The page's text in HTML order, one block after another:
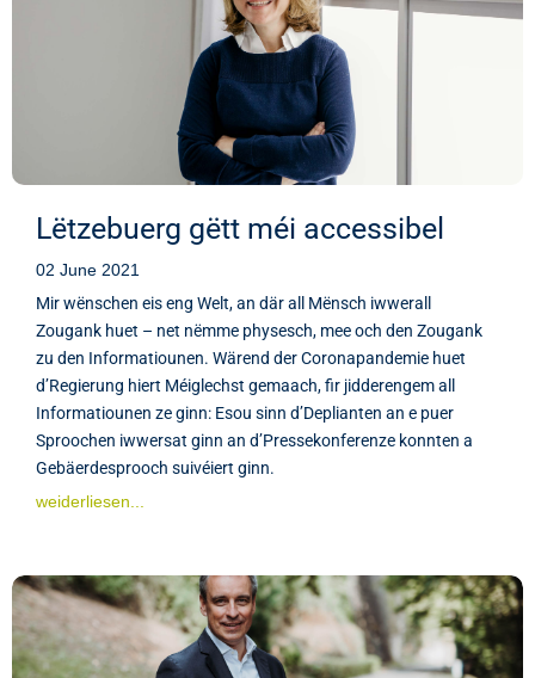
Lëtzebuerg gëtt méi accessibel
02 June 2021
Mir wënschen eis eng Welt, an där all Mënsch iwwerall
Zougank huet – net nëmme physesch, mee och den Zougank
zu den Informatiounen. Wärend der Coronapandemie huet
d’Regierung hiert Méiglechst gemaach, fir jidderengem all
Informatiounen ze ginn: Esou sinn d’Deplianten an e puer
Sproochen iwwersat ginn an d’Pressekonferenze konnten a
Gebäerdesprooch suivéiert ginn.
weiderliesen...